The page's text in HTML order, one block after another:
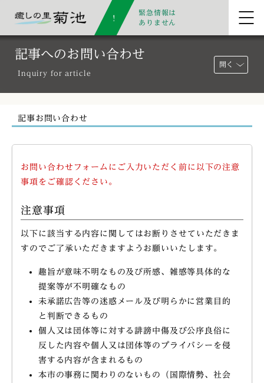
緊急情報は
ありません
記事へのお問い合わせ
Inquiry for article
開く
記事お問い合わせ
お問い合わせフォームにご入力いただく前に以下の注意
事項をご確認ください。
注意事項
以下に該当する内容に関してはお断りさせていただきま
すのでご了承いただきますようお願いいたします。
趣旨が意味不明なもの及び所感、雑感等具体的な
提案等が不明確なもの
未承諾広告等の迷惑メール及び明らかに営業目的
と判断できるもの
個人又は団体等に対する誹謗中傷及び公序良俗に
反した内容や個人又は団体等のプライバシーを侵
害する内容が含まれるもの
本市の事務に関わりのないもの（国際情勢、社会